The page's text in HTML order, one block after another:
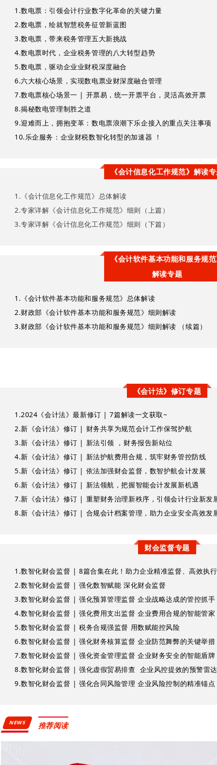
1.数电票：引领会计行业数字化革命的关键力量
2.数电票，绘就智慧税务征管新蓝图
3.数电票，带来税务管理五大新挑战
4.数电票时代，企业税务管理的八大转型趋势
5.数电票，驱动企业业财税深度融合
6.六大核心场景，实现数电票业财深度融合管理
7.数电票核心场景一 | 开票易，统一开票平台，灵活高效开票
8.揭秘数电管理制胜之道
9.迎难而上，拥抱变革：数电票浪潮下乐企接入的重点关注事项
10.乐企服务：企业财税数智化转型的加速器 ！
《会计信息化工作规范》解读
1. 《会计信息化工作规范》总体解读
2.专家详解《会计信息化工作规范》细则（上篇）
3.专家详解《会计信息化工作规范》细则（下篇）
《会计软件基本功能和服务规
解读专题
1. 《会计软件基本功能和服务规范》总体解读
2.财政部《会计软件基本功能和服务规范》细则解读
3.财政部《会计软件基本功能和服务规范》细则解读 （续篇）
《会计法》修订专题
1.2024《会计法》最新修订 | 7篇解读一文获取~
2.新《会计法》修订 | 财务共享为规范会计工作保驾护航
3.新《会计法》修订 | 新法引领 ，财务报告新站位
4.新《会计法》修订 | 新法护航费用合规，筑牢财务管控防线
5.新《会计法》修订 | 依法加强财会监督，数智护航会计发展
6.新《会计法》修订 | 新法领航，把握智能会计发展新机遇
7.新《会计法》修订 | 重塑财务治理新秩序，引领会计行业新发
8.新《会计法》修订 | 合规会计档案管理，助力企业安全高效发
财会监督专题
1.数智化财会监督 | 8篇合集在此！助力企业精准监督、高效执
2.数智化财会监督 | 强化数智赋能 深化财会监督
3.数智化财会监督 | 强化预算管理监督 企业战略达成的管控抓手
4.数智化财会监督 | 强化费用支出监督 企业费用合规的智能管家
5.数智化财会监督 | 税务合规强监督 用数赋能控风险
6.数智化财会监督 | 强化财务核算监督 企业防范舞弊的关键举措
7.数智化财会监督 | 强化资金管理监督 企业财务安全的智能盾牌
8.数智化财会监督 | 强化虚假贸易排查 企业风控提效的预警雷
9.数智化财会监督 | 强化合同风险管理 企业风险控制的精准锚点
NEWS 推荐阅读